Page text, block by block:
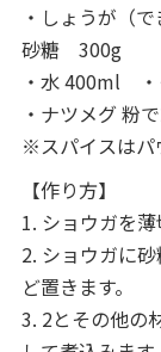
・しょうが（
砂糖 300g
・水 400ml
・ナツメグ 粉
※スパイスはパ
【作り方】
1. ショウガを薄
2. ショウガに
ど置きます。
3. 2とその他の